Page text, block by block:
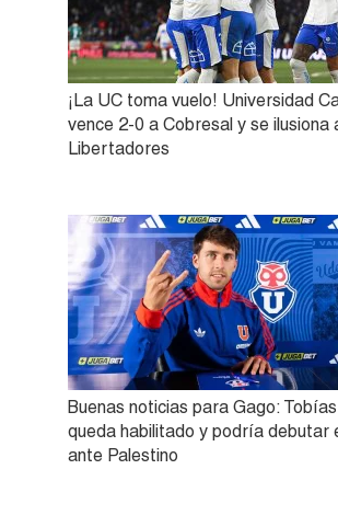
¡La UC toma vuelo! Universidad
vence 2-0 a Cobresal y se ilusiona
Libertadores
Buenas noticias para Gago:
queda habilitado y podría debutar
ante Palestino